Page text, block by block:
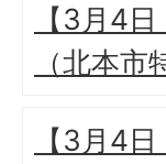
【3月4
（北本
【3月4